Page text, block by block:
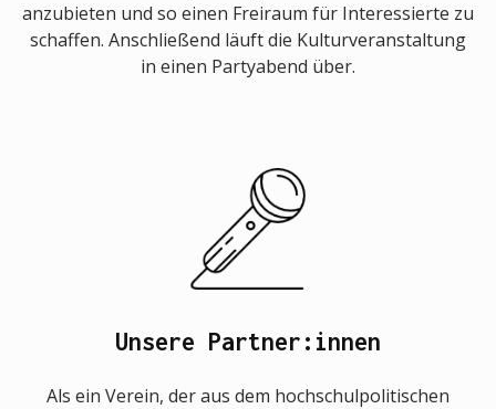
anzubieten und so einen Freiraum für Interessierte zu
schaffen. Anschließend läuft die Kulturveranstaltung
in einen Partyabend über.
Unsere Partner:innen
Als ein Verein, der aus dem hochschulpolitischen